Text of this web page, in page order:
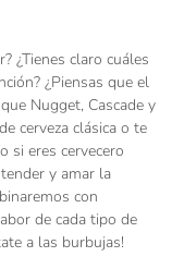
¿Tienes claro cuáles
¿Piensas que el
Nugget, Cascade y
cerveza clásica o te
si eres cervecero
y amar la
con
de cada tipo de
a las burbujas!